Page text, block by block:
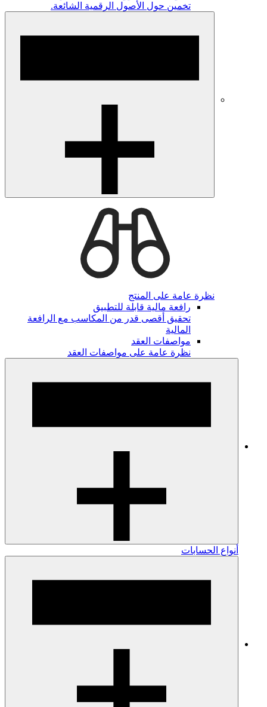
تخمين حول الأصول الرقمية الشائعة.
نظرة عامة على المنتج
رافعة مالية قابلة للتطبيق
تحقيق أقصى قدر من المكاسب مع الرافعة
المالية
مواصفات العقد
نظرة عامة على مواصفات العقد
أنواع الحسابات